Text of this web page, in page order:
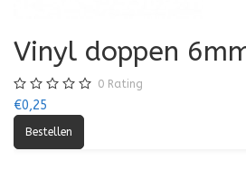
Vinyl doppen
0 Rating
€0,25